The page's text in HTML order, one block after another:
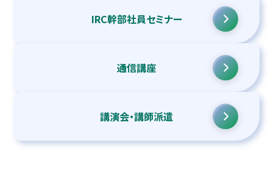
IRC幹部社員セミナー
通信講座
講演会・講師派遣